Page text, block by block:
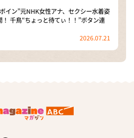
イン”元NHK女性アナ、セクシー水着姿
！ 千鳥“ちょっと待てぃ！！”ボタン連
2026.07.21